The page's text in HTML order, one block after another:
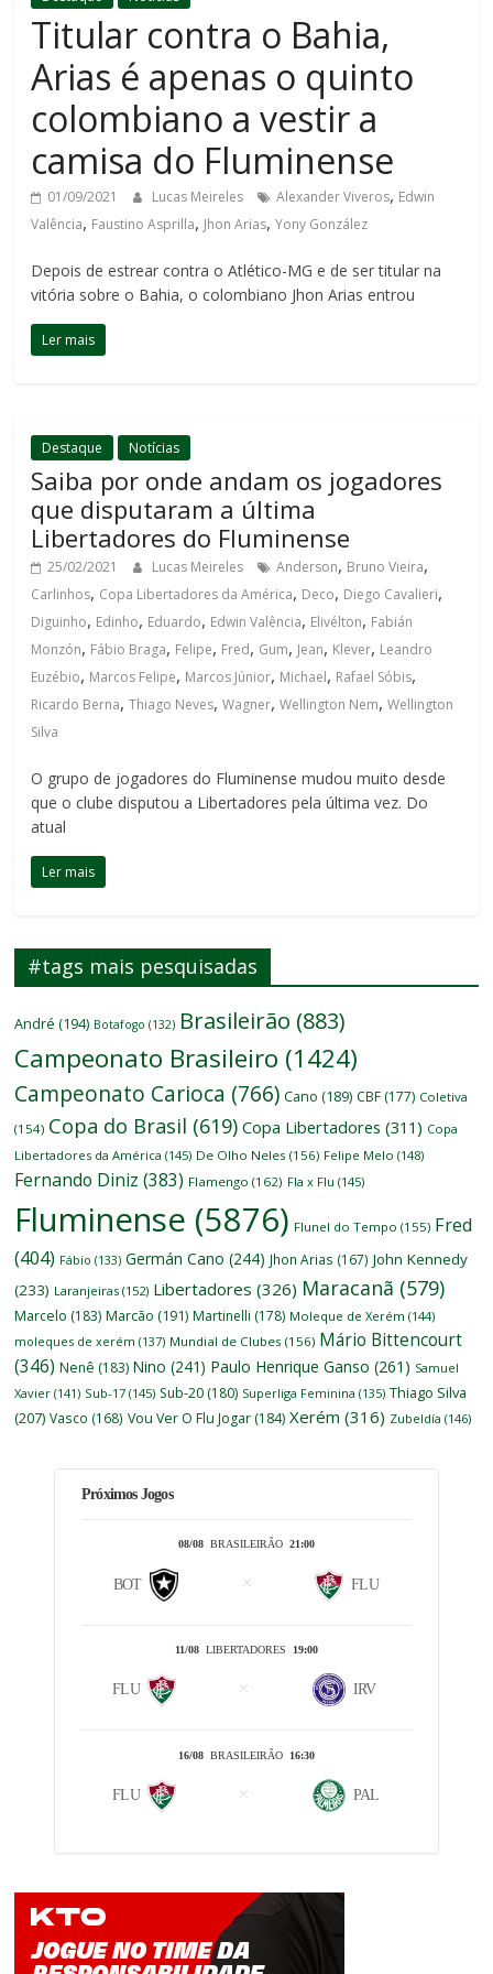
Titular contra o Bahia,
Arias é apenas o quinto
colombiano a vestir a
camisa do Fluminense
01/09/2021 Lucas Meireles Alexander Viveros, Edwin
Valência, Faustino Asprilla, Jhon Arias,Yony González
Depois de estrear contra o Atlético-MG e de ser titular na
vitória sobre o Bahia, o colombiano Jhon Arias entrou
Ler mais
Destaque Notícias
Saiba por onde andam os jogadores
que disputaram a última
Libertadores do Fluminense
25/02/2021 Lucas Meireles Anderson, Bruno Vieira,
Carlinhos, Copa Libertadores da América, Deco, Diego Cavalieri,
Diguinho, Edinho, Eduardo, Edwin Valência, Elivélton, Fabián
Monzón, Fábio Braga, Felipe, Fred, Gum, Jean, Klever, Leandro
Euzébio, Marcos Felipe, Marcos Júnior, Michael, Rafael Sóbis,
Ricardo Berna,Thiago Neves,Wagner,Wellington Nem,Wellington
Silva
O grupo de jogadores do Fluminense mudou muito desde
que o clube disputou a Libertadores pela última vez. Do
atual
Ler mais
#tags mais pesquisadas
André (194) Botafogo (132) Brasileirão (883)
Campeonato Brasileiro (1424)
Campeonato Carioca (766) Cano (189) CBF (177) Coletiva
(154) Copa do Brasil (619) Copa Libertadores (311) Copa
Libertadores da América (145) De Olho Neles (156) Felipe Melo (148)
Fernando Diniz (383) Flamengo (162) Fla x Flu (145)
Fluminense (5876) Flunel do Tempo (155) Fred
(404) Fábio (133) Germán Cano (244) Jhon Arias (167) John Kennedy
(233) Laranjeiras (152) Libertadores (326) Maracanã (579)
Marcelo (183) Marcão (191) Martinelli (178) Moleque de Xerém (144)
moleques de xerém (137) Mundial de Clubes (156) Mário Bittencourt
(346) Nenê (183) Nino (241) Paulo Henrique Ganso (261) Samuel
Xavier (141) Sub-17 (145) Sub-20 (180) Superliga Feminina (135) Thiago Silva
(207) Vasco (168) Vou Ver O Flu Jogar (184) Xerém (316) Zubeldía (146)
Próximos Jogos
08/08BRASILEIRÃO 21:00
BOT FLU
11/08LIBERTADORES 19:00
FLU IRV
16/08BRASILEIRÃO 16:30
FLU PAL